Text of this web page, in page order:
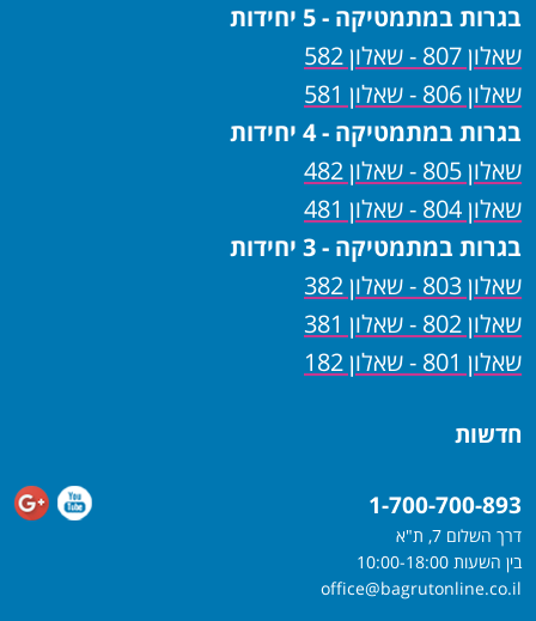
בגרות במתמטיקה - 5 יחידות
שאלון 807 - שאלון 582
שאלון 806 - שאלון 581
בגרות במתמטיקה - 4 יחידות
שאלון 805 - שאלון 482
שאלון 804 - שאלון 481
בגרות במתמטיקה - 3 יחידות
שאלון 803 - שאלון 382
שאלון 802 - שאלון 381
שאלון 801 - שאלון 182
חדשות
1-700-700-893
דרך השלום 7, ת"א
בין השעות 10:00-18:00
office@bagrutonline.co.il